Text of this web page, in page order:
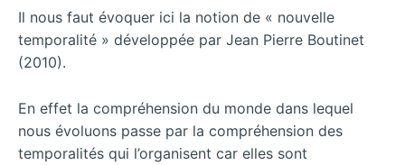
Il nous faut évoquer ici la notion de « nouvelle
temporalité » développée par Jean Pierre Boutinet
(2010).
En effet la compréhension du monde dans lequel
nous évoluons passe par la compréhension des
temporalités qui l’organisent car elles sont